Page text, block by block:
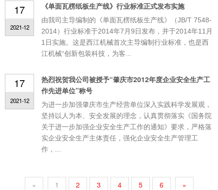
17
2021-12
《单面瓦楞纸板生产线》行业标准正式发布实施
由我司主导编制的《单面瓦楞纸板生产线》（JB/T 7548-
2014）行业标准于2014年7月9日发布，并于2014年11月
1日实施。这是西江机械首次主导编制行业标准，也是西
江机械“创新包装科技，为客...
17
2021-12
热烈祝贺我公司被授予“肇庆市2012年度企业安全生产工
作先进单位”称号
为进一步加强肇庆市生产经营单位深入实践科学发展观，
坚持以人为本、安全发展的理念，认真贯彻落实《国务院
关于进一步加强企业安全生产工作的通知》要求，严格落
实企业安全生产主体责任，强化企业安全生产管理工
作，...
« 1 2 3 4 5 6 »